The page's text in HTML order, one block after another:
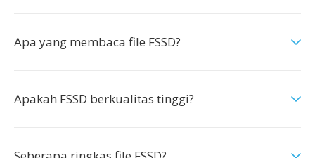
Apa yang membaca file FSSD?
Apakah FSSD berkualitas tinggi?